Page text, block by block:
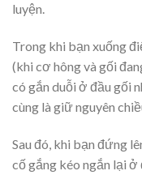
luyện.
Trong khi bạn xuống
(khi cơ hông và gối
có gắn duỗi ở đầu gối
cùng là giữ nguyên
Sau đó, khi bạn đứng
cố gắng kéo ngắn lại ở